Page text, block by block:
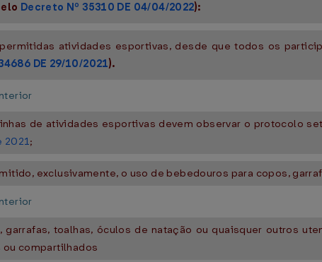
Decreto Nº 35310 DE 04/04/2022):
atividades esportivas, desde que todos os
DE 29/10/2021).
de atividades esportivas devem observar o protocolo
2021;
exclusivamente, o uso de bebedouros para copos,
toalhas, óculos de natação ou quaisquer outros
compartilhados